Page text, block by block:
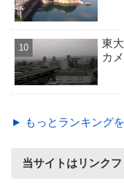
東
カ
► もっとランキング
当サイトはリンク